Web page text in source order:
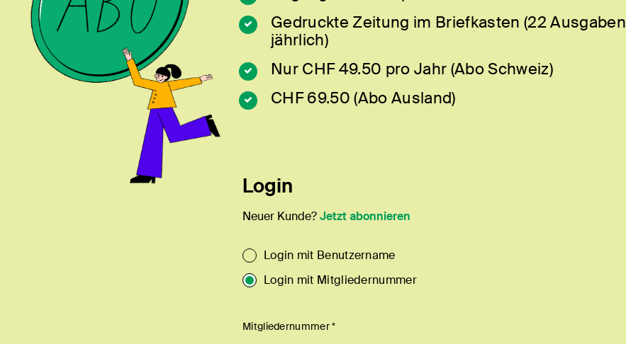
Gedruckte Zeitung im Briefkasten (22 Ausgaben
jährlich)
Nur CHF 49.50 pro Jahr (Abo Schweiz)
CHF 69.50 (Abo Ausland)
Login
Neuer Kunde?Jetzt abonnieren
Login mit Benutzername
Login mit Mitgliedernummer
Mitgliedernummer *